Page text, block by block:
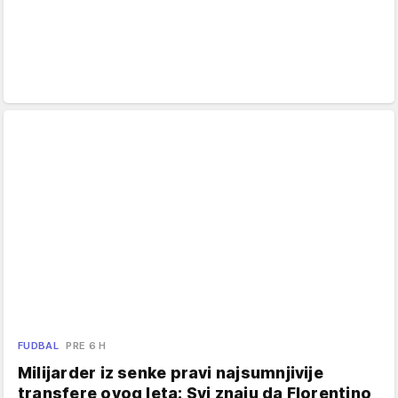
FUDBAL PRE 6 H
Milijarder iz senke pravi najsumnjivije
transfere ovog leta: Svi znaju da Florentino